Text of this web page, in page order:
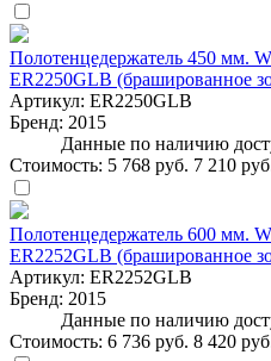
Полотенцедержатель 450 мм.
ER2250GLB (брашированное
Артикул: ER2250GLB
Бренд: 2015
Данные по наличию
Стоимость: 5 768 руб. 7 210
Полотенцедержатель 600 мм.
ER2252GLB (брашированное
Артикул: ER2252GLB
Бренд: 2015
Данные по наличию
Стоимость: 6 736 руб. 8 420